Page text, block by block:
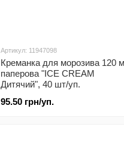
Артикул: 11947098
Креманка для морозива 120
паперова "ICE CREAM
Дитячий", 40 шт/уп.
95.50 грн/уп.